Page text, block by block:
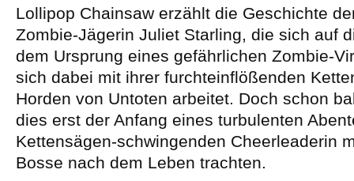
Lollipop Chainsaw erzählt die Geschichte
Zombie-Jägerin Juliet Starling, die sich auf
dem Ursprung eines gefährlichen Zombie-
sich dabei mit ihrer furchteinflößenden
Horden von Untoten arbeitet. Doch schon
dies erst der Anfang eines turbulenten
Kettensägen-schwingenden Cheerleaderin
Bosse nach dem Leben trachten.